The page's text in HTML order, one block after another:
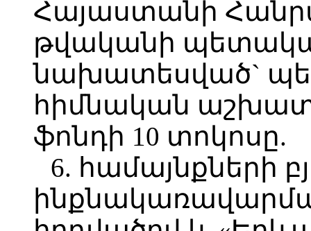
Հայաստանի
թվականի
նախատեսված`
հիմնական
ֆոնդի 10 տոկոսը.
6. համայնքների